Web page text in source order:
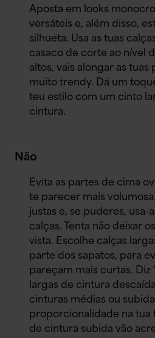
Aposta em looks
versáteis e, além disso,
silhueta. Usa as tuas
casaco de corte ao nível
altos, vais alongar as tuas
muito trendy. Dá um
teu estilo com um cinto
cintura.
Não
Evita as partes de cima
te parecer mais
justas e, se puderes, usa-
calças. Tenta não deixar
vista. Escolhe calças
parte dos sapatos, para
pareçam mais curtas. Diz
largas de cintura
cinturas médias ou
proporcionalidade na tua
de cintura subida vão